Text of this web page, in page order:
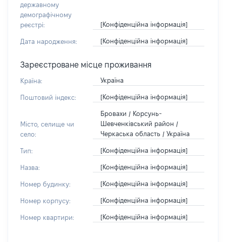
державному
демографічному
реєстрі:
[Конфіденційна інформація]
Дата народження: [Конфіденційна інформація]
Зареєстроване місце проживання
Країна: Україна
Поштовий індекс: [Конфіденційна інформація]
Місто, селище чи
село:
Бровахи / Корсунь-
Шевченківський район /
Черкаська область / Україна
Тип: [Конфіденційна інформація]
Назва: [Конфіденційна інформація]
Номер будинку: [Конфіденційна інформація]
Номер корпусу: [Конфіденційна інформація]
Номер квартири: [Конфіденційна інформація]